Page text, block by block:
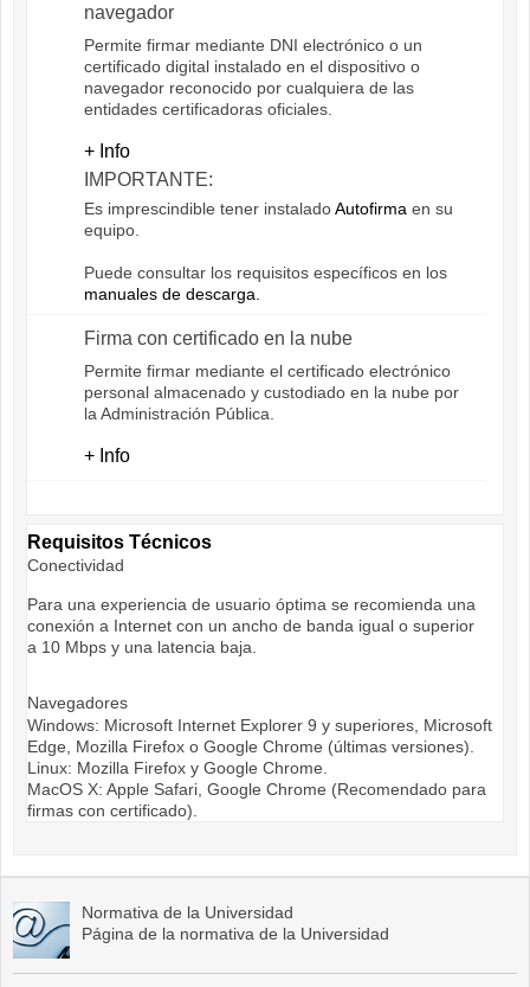
navegador
Permite firmar mediante DNI electrónico o un
certificado digital instalado en el dispositivo o
navegador reconocido por cualquiera de las
entidades certificadoras oficiales.
+ Info
IMPORTANTE:
Es imprescindible tener instaladoAutofirma en su
equipo.
Puede consultar los requisitos específicos en los
manuales de descarga.
Firma con certificado en la nube
Permite firmar mediante el certificado electrónico
personal almacenado y custodiado en la nube por
la Administración Pública.
+ Info
Requisitos Técnicos
Conectividad
Para una experiencia de usuario óptima se recomienda una
conexión a Internet con un ancho de banda igual o superior
a 10 Mbps y una latencia baja.
Navegadores
Windows: Microsoft Internet Explorer 9 y superiores, Microsoft
Edge, Mozilla Firefox o Google Chrome (últimas versiones).
Linux: Mozilla Firefox y Google Chrome.
MacOS X: Apple Safari, Google Chrome (Recomendado para
firmas con certificado).
Normativa de la Universidad
Página de la normativa de la Universidad